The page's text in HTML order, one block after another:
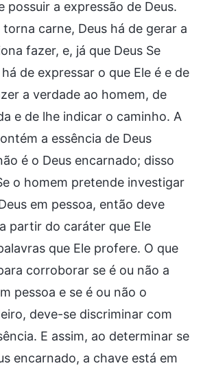
possuir a expressão de Deus.
torna carne, Deus há de gerar a
fazer, e, já que Deus Se
de expressar o que Ele é e de
a verdade ao homem, de
e de lhe indicar o caminho. A
a essência de Deus
é o Deus encarnado; disso
o homem pretende investigar
em pessoa, então deve
partir do caráter que Ele
que Ele profere. O que
corroborar se é ou não a
pessoa e se é ou não o
deve-se discriminar com
E assim, ao determinar se
encarnado, a chave está em